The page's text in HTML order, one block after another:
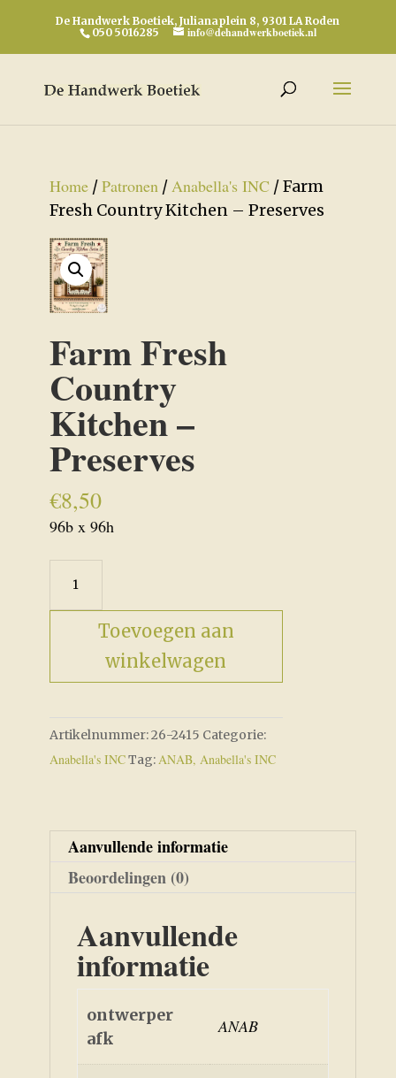
De Handwerk Boetiek, Julianaplein 8, 9301 LA Roden
050 5016285
info@dehandwerkboetiek.nl
Home/Patronen/Anabella's INC / Farm
Fresh Country Kitchen – Preserves
Farm Fresh
Country
Kitchen –
Preserves
€8,50
96b x 96h
Fresh
Country
Kitchen
Toevoegen aan
winkelwagen
Artikelnummer:26-2415 Categorie:
Anabella's INCTag:ANAB, Anabella's INC
Aanvullende informatie
Beoordelingen (0)
Aanvullende
informatie
ontwerper
afk
ANAB